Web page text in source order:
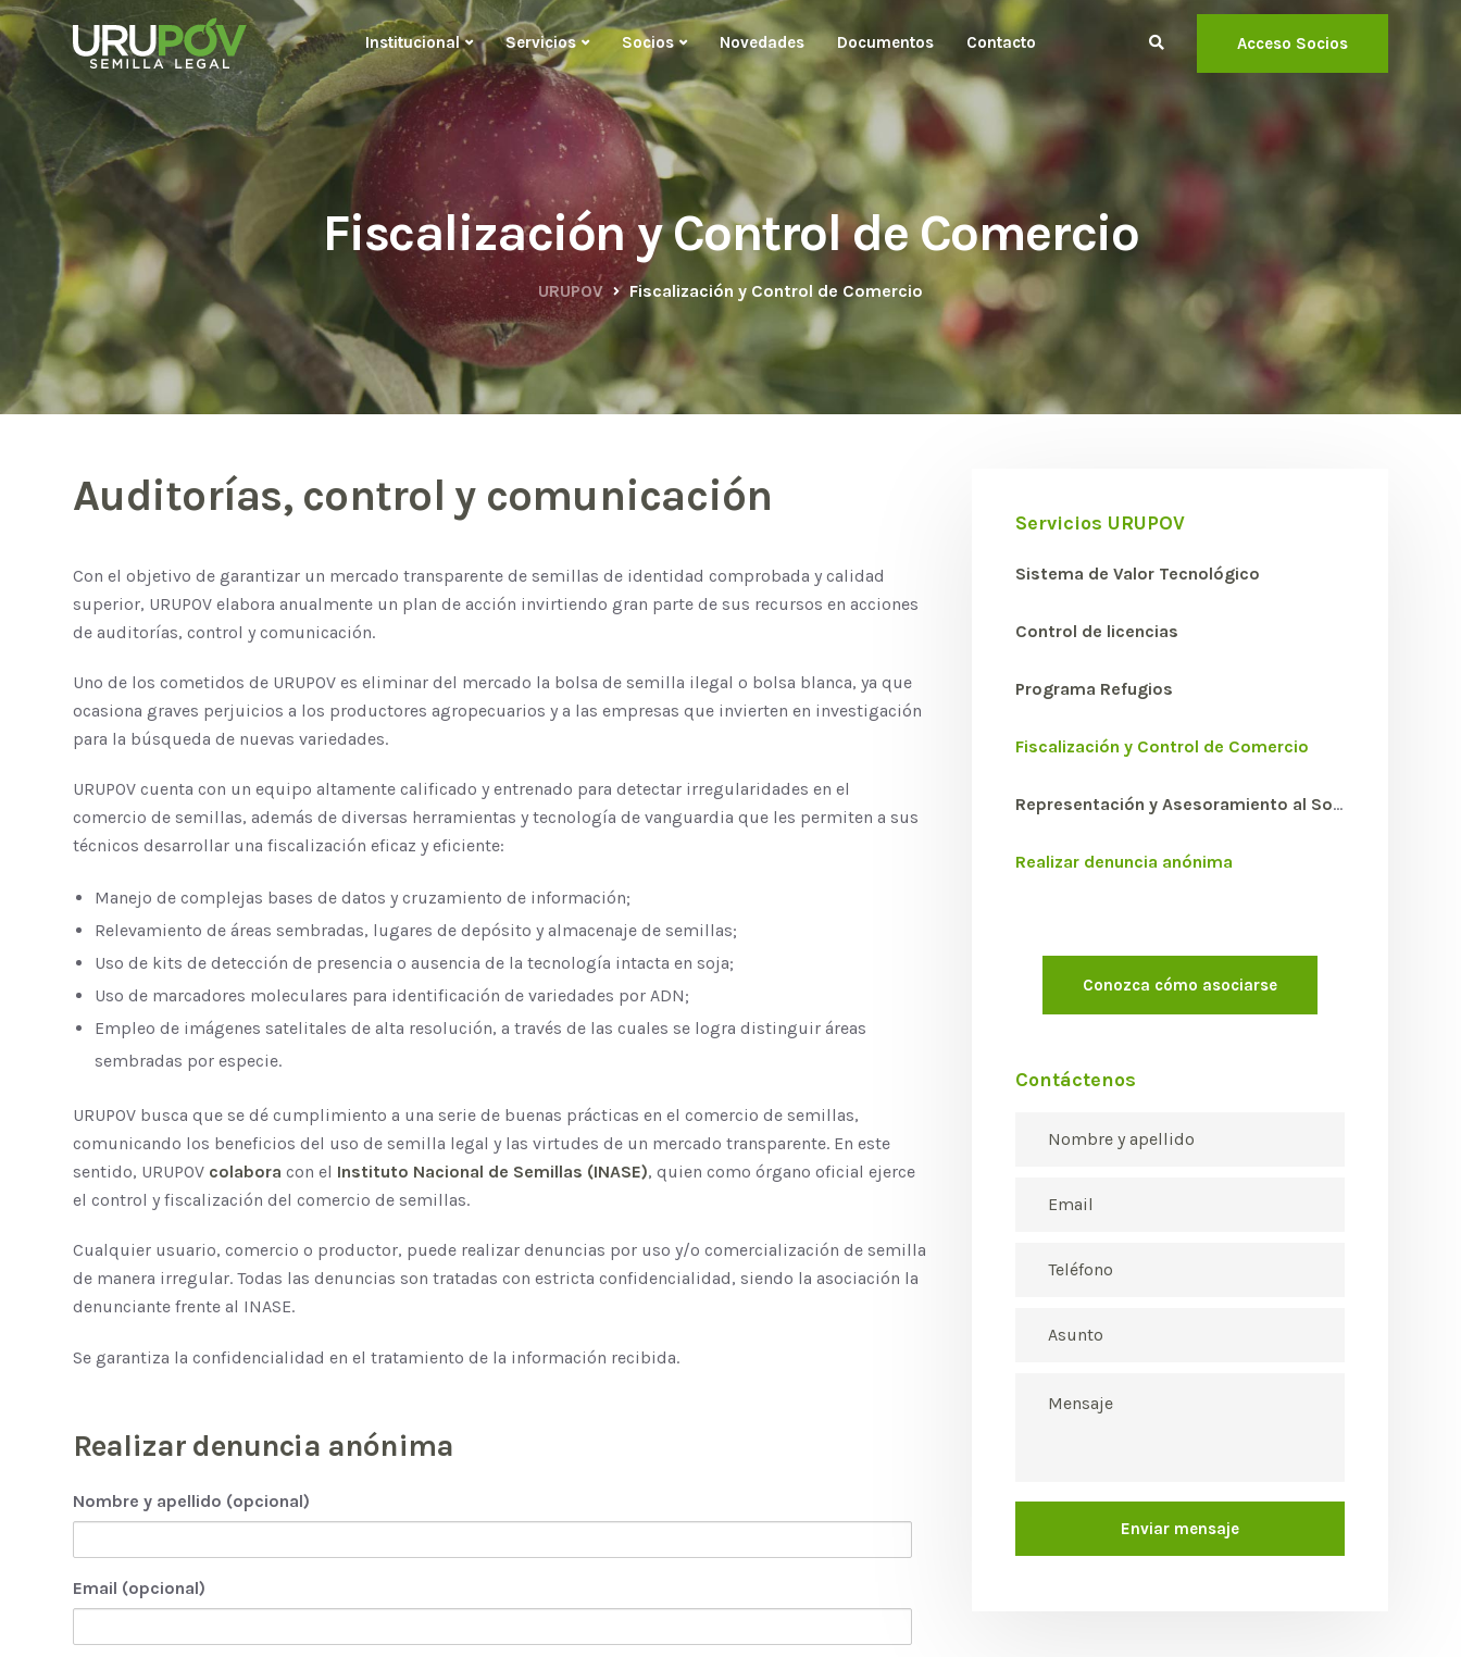
Institucional Servicios Socios Novedades Documentos Contacto Acceso Socios
Fiscalización y Control de Comercio
URUPOV Fiscalización y Control de Comercio
Auditorías, control y comunicación
Con el objetivo de garantizar un mercado transparente de semillas de identidad comprobada y calidad
superior, URUPOV elabora anualmente un plan de acción invirtiendo gran parte de sus recursos en acciones
de auditorías, control y comunicación.
Uno de los cometidos de URUPOV es eliminar del mercado la bolsa de semilla ilegal o bolsa blanca, ya que
ocasiona graves perjuicios a los productores agropecuarios y a las empresas que invierten en investigación
para la búsqueda de nuevas variedades.
URUPOV cuenta con un equipo altamente calificado y entrenado para detectar irregularidades en el
comercio de semillas, además de diversas herramientas y tecnología de vanguardia que les permiten a sus
técnicos desarrollar una fiscalización eficaz y eficiente:
Manejo de complejas bases de datos y cruzamiento de información;
Relevamiento de áreas sembradas, lugares de depósito y almacenaje de semillas;
Uso de kits de detección de presencia o ausencia de la tecnología intacta en soja;
Uso de marcadores moleculares para identificación de variedades por ADN;
Empleo de imágenes satelitales de alta resolución, a través de las cuales se logra distinguir áreas
sembradas por especie.
URUPOV busca que se dé cumplimiento a una serie de buenas prácticas en el comercio de semillas,
comunicando los beneficios del uso de semilla legal y las virtudes de un mercado transparente. En este
sentido, URUPOV colabora con el Instituto Nacional de Semillas (INASE), quien como órgano oficial ejerce
el control y fiscalización del comercio de semillas.
Cualquier usuario, comercio o productor, puede realizar denuncias por uso y/o comercialización de semilla
de manera irregular. Todas las denuncias son tratadas con estricta confidencialidad, siendo la asociación la
denunciante frente al INASE.
Se garantiza la confidencialidad en el tratamiento de la información recibida.
Realizar denuncia anónima
Nombre y apellido (opcional)
Email (opcional)
Servicios URUPOV
Sistema de Valor Tecnológico
Control de licencias
Programa Refugios
Fiscalización y Control de Comercio
Representación y Asesoramiento al Socio
Realizar denuncia anónima
Conozca cómo asociarse
Contáctenos